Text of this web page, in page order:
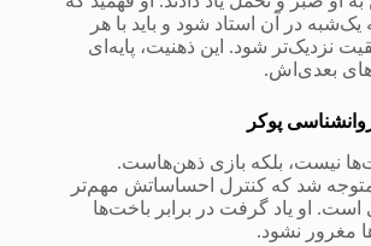
در آن استاد شود و باید با هر
نزدیک‌تر شود. این ذهنیت، پایه‌ای
بعدی‌اش.
پوکر
نیست، بلکه بازی ذهن‌هاست.
شد که کنترل احساساتش مهم‌تر
است. او یاد گرفت در برابر باخت‌ها
مغرور نشود.